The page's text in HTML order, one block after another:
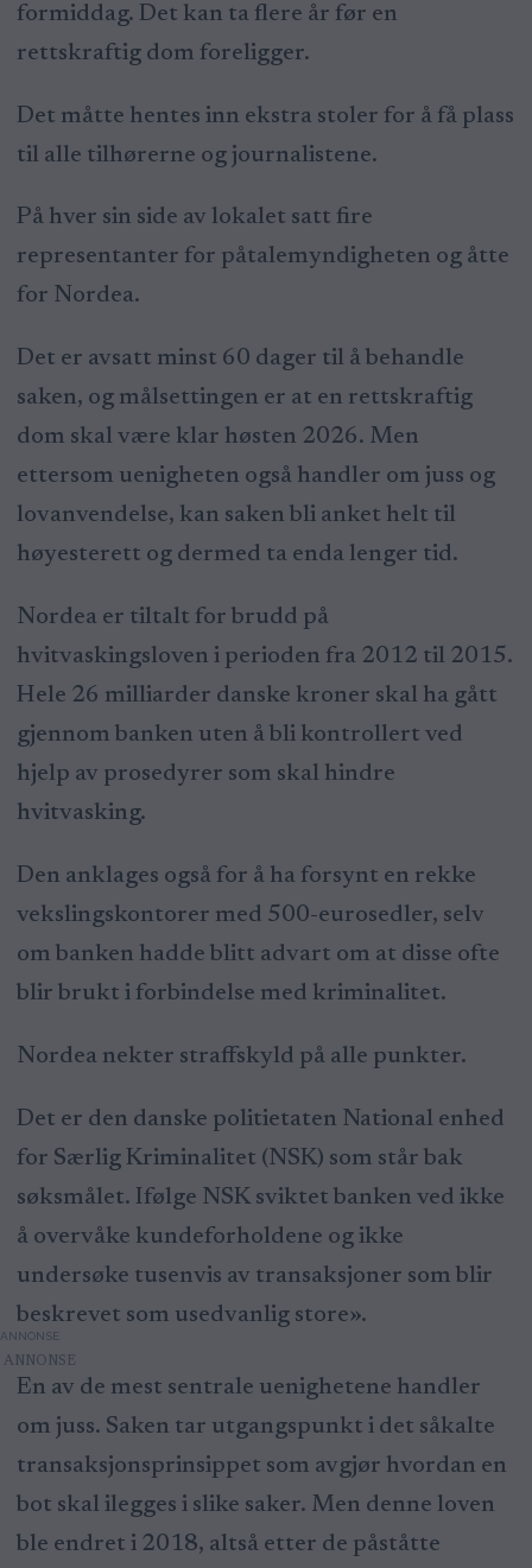
formiddag. Det kan ta flere år før en
rettskraftig dom foreligger.
Det måtte hentes inn ekstra stoler for å få plass
til alle tilhørerne og journalistene.
På hver sin side av lokalet satt fire
representanter for påtalemyndigheten og åtte
for Nordea.
Det er avsatt minst 60 dager til å behandle
saken, og målsettingen er at en rettskraftig
dom skal være klar høsten 2026. Men
ettersom uenigheten også handler om juss og
lovanvendelse, kan saken bli anket helt til
høyesterett og dermed ta enda lenger tid.
Nordea er tiltalt for brudd på
hvitvaskingsloven i perioden fra 2012 til 2015.
Hele 26 milliarder danske kroner skal ha gått
gjennom banken uten å bli kontrollert ved
hjelp av prosedyrer som skal hindre
hvitvasking.
Den anklages også for å ha forsynt en rekke
vekslingskontorer med 500-eurosedler, selv
om banken hadde blitt advart om at disse ofte
blir brukt i forbindelse med kriminalitet.
Nordea nekter straffskyld på alle punkter.
Det er den danske politietaten National enhed
for Særlig Kriminalitet (NSK) som står bak
søksmålet. Ifølge NSK sviktet banken ved ikke
å overvåke kundeforholdene og ikke
undersøke tusenvis av transaksjoner som blir
beskrevet som usedvanlig store».
ANNONSE
En av de mest sentrale uenighetene handler
om juss. Saken tar utgangspunkt i det såkalte
transaksjonsprinsippet som avgjør hvordan en
bot skal ilegges i slike saker. Men denne loven
ble endret i 2018, altså etter de påståtte